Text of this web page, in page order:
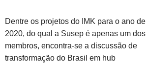
Dentre os projetos do IMK para o ano de
2020, do qual a Susep é apenas um dos
membros, encontra-se a discussão de
transformação do Brasil em hub